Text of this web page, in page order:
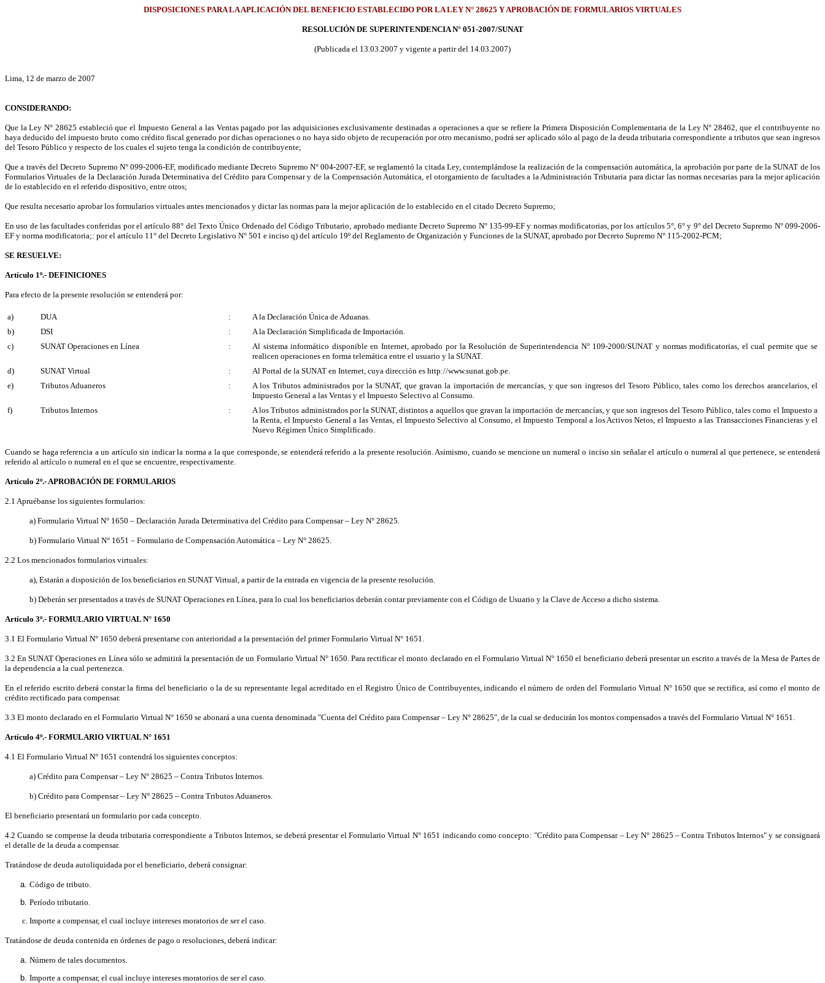
DISPOSICIONES PARA LA APLICACIÓN DEL BENEFICIO ESTABLECIDO POR LA LEY N° 28625 Y APROBACIÓN DE FORMULARIOS VIRTUALES
RESOLUCIÓN DE SUPERINTENDENCIA N° 051-2007/SUNAT
(Publicada el 13.03.2007 y vigente a partir del 14.03.2007)
Lima, 12 de marzo de 2007
CONSIDERANDO:
Que la Ley N° 28625 estableció que el Impuesto General a las Ventas pagado por las adquisiciones exclusivamente destinadas a operaciones a que se refiere la Primera Disposición Complementaria de la Ley N° 28462, que el contribuyente no
haya deducido del impuesto bruto como crédito fiscal generado por dichas operaciones o no haya sido objeto de recuperación por otro mecanismo, podrá ser aplicado sólo al pago de la deuda tributaria correspondiente a tributos que sean ingresos
del Tesoro Público y respecto de los cuales el sujeto tenga la condición de contribuyente;
Que a través del Decreto Supremo N° 099-2006-EF, modificado mediante Decreto Supremo N° 004-2007-EF, se reglamentó la citada Ley, contemplándose la realización de la compensación automática, la aprobación por parte de la SUNAT de los
Formularios Virtuales de la Declaración Jurada Determinativa del Crédito para Compensar y de la Compensación Automática, el otorgamiento de facultades a la Administración Tributaria para dictar las normas necesarias para la mejor aplicación
de lo establecido en el referido dispositivo, entre otros;
Que resulta necesario aprobar los formularios virtuales antes mencionados y dictar las normas para la mejor aplicación de lo establecido en el citado Decreto Supremo;
En uso de las facultades conferidas por el artículo 88° del Texto Único Ordenado del Código Tributario, aprobado mediante Decreto Supremo N° 135-99-EF y normas modificatorias, por los artículos 5°, 6° y 9° del Decreto Supremo N° 099-2006-
EF y norma modificatoria;: por el artículo 11° del Decreto Legislativo N° 501 e inciso q) del artículo 19º del Reglamento de Organización y Funciones de la SUNAT, aprobado por Decreto Supremo N° 115-2002-PCM;
SE RESUELVE:
Artículo 1º.- DEFINICIONES
Para efecto de la presente resolución se entenderá por:
a) DUA :
A la Declaración Única de Aduanas.
b)
DSI :
A la Declaración Simplificada de Importación.
c)
SUNAT Operaciones en Línea :
Al sistema informático disponible en Internet, aprobado por la Resolución de Superintendencia N° 109-2000/SUNAT y normas modificatorias, el cual permite que se
realicen operaciones en forma telemática entre el usuario y la SUNAT.
d)
SUNAT Virtual :
Al Portal de la SUNAT en Internet, cuya dirección es http://www.sunat.gob.pe.
e)
Tributos Aduaneros :
A los Tributos administrados por la SUNAT, que gravan la importación de mercancías, y que son ingresos del Tesoro Público, tales como los derechos arancelarios, el
Impuesto General a las Ventas y el Impuesto Selectivo al Consumo.
f)
Tributos Internos : A los Tributos administrados por la SUNAT, distintos a aquellos que gravan la importación de mercancías, y que son ingresos del Tesoro Público, tales como el Impuesto a
la Renta, el Impuesto General a las Ventas, el Impuesto Selectivo al Consumo, el Impuesto Temporal a los Activos Netos, el Impuesto a las Transacciones Financieras y el
Nuevo Régimen Único Simplificado.
Cuando se haga referencia a un artículo sin indicar la norma a la que corresponde, se entenderá referido a la presente resolución. Asimismo, cuando se mencione un numeral o inciso sin señalar el artículo o numeral al que pertenece, se entenderá
referido al artículo o numeral en el que se encuentre, respectivamente.
Artículo 2º.- APROBACIÓN DE FORMULARIOS
2.1 Apruébanse los siguientes formularios:
a) Formulario Virtual N° 1650 – Declaración Jurada Determinativa del Crédito para Compensar – Ley N° 28625.
b) Formulario Virtual N° 1651 – Formulario de Compensación Automática – Ley N° 28625.
2.2 Los mencionados formularios virtuales:
a), Estarán a disposición de los beneficiarios en SUNAT Virtual, a partir de la entrada en vigencia de la presente resolución.
b) Deberán ser presentados a través de SUNAT Operaciones en Línea, para lo cual los beneficiarios deberán contar previamente con el Código de Usuario y la Clave de Acceso a dicho sistema.
Artículo 3º.- FORMULARIO VIRTUAL N° 1650
3.1 El Formulario Virtual N° 1650 deberá presentarse con anterioridad a la presentación del primer Formulario Virtual N° 1651.
3.2En SUNAT Operaciones en Línea sólo se admitirá la presentación de un Formulario Virtual N° 1650. Para rectificar el monto declarado en el Formulario Virtual N° 1650 el beneficiario deberá presentar un escrito a través de la Mesa de Partes de
la dependencia a la cual pertenezca.
En el referido escrito deberá constar la firma del beneficiario o la de su representante legal acreditado en el Registro Único de Contribuyentes, indicando el número de orden del Formulario Virtual N° 1650 que se rectifica, así como el monto de
crédito rectificado para compensar.
3.3 El monto declarado en el Formulario Virtual N° 1650 se abonará a una cuenta denominada "Cuenta del Crédito para Compensar – Ley N° 28625", de la cual se deducirán los montos compensados a través del Formulario Virtual N° 1651.
Artículo 4º.- FORMULARIO VIRTUAL N° 1651
4.1 El Formulario Virtual N° 1651 contendrá los siguientes conceptos:
a) Crédito para Compensar – Ley N° 28625 – Contra Tributos Internos.
b) Crédito para Compensar – Ley N° 28625 – Contra Tributos Aduaneros.
El beneficiario presentará un formulario por cada concepto.
4.2 Cuando se compense la deuda tributaria correspondiente a Tributos Internos, se deberá presentar el Formulario Virtual N° 1651 indicando como concepto: "Crédito para Compensar – Ley N° 28625 – Contra Tributos Internos" y se consignará
el detalle de la deuda a compensar.
Tratándose de deuda autoliquidada por el beneficiario, deberá consignar:
Código de tributo.
Período tributario.
Importe a compensar, el cual incluye intereses moratorios de ser el caso.
Tratándose de deuda contenida en órdenes de pago o resoluciones, deberá indicar:
Número de tales documentos.
Importe a compensar, el cual incluye intereses moratorios de ser el caso.